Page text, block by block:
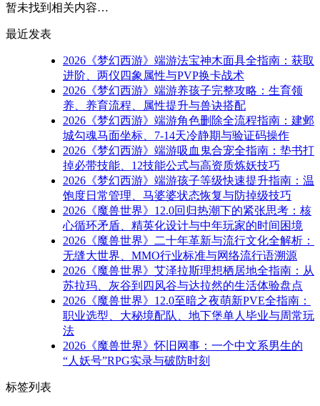
暂未找到相关内容…
最近发表
2026《梦幻西游》端游法宝神木面具全指南：获取
进阶、两仪四象属性与PVP换卡战术
2026《梦幻西游》端游养孩子完整攻略：生育领
养、养育流程、属性提升与兽诀搭配
2026《梦幻西游》端游角色删除全流程指南：建邺
城勾魂马面坐标、7-14天冷静期与验证码操作
2026《梦幻西游》端游吸血鬼合宠全指南：垫书打
掉必带技能、12技能公式与高资质炼妖技巧
2026《梦幻西游》端游孩子等级快速提升指南：温
饱度日常管理、马婆婆状态恢复与防掉级技巧
2026《魔兽世界》12.0回归热潮下的紧张思考：核
心循环矛盾、精英化设计与中年玩家的时间困境
2026《魔兽世界》二十年革新与流行文化全解析：
无缝大世界、MMO行业标准与网络流行语溯源
2026《魔兽世界》艾泽拉斯理想栖居地全指南：从
苏拉玛、灰谷到四风谷与达拉然的生活体验盘点
2026《魔兽世界》12.0至暗之夜萌新PVE全指南：
职业选型、大秘境配队、地下堡单人毕业与周常玩
法
2026《魔兽世界》怀旧网事：一个中文系男生的
“人妖号”RPG实录与破防时刻
标签列表